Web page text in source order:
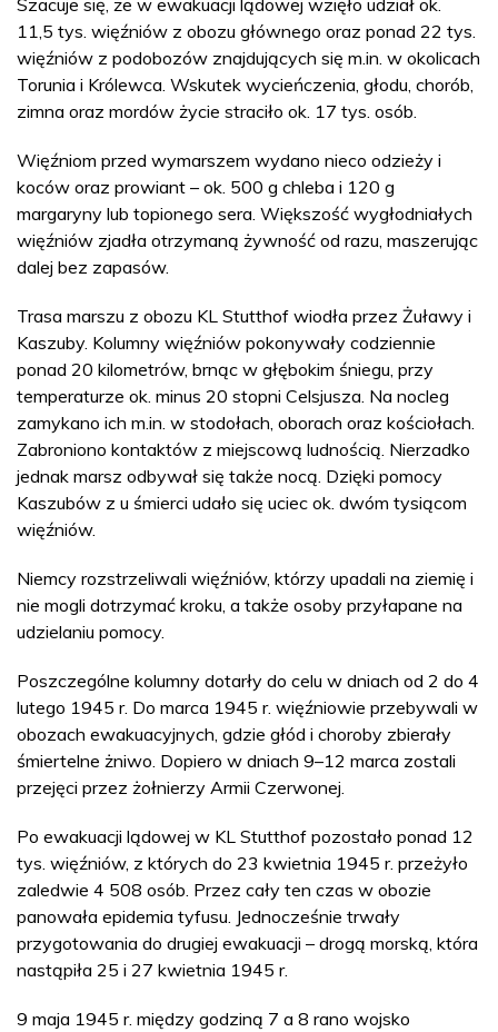
Szacuje się, że w ewakuacji lądowej wzięło udział ok.
11,5 tys. więźniów z obozu głównego oraz ponad 22 tys.
więźniów z podobozów znajdujących się m.in. w okolicach
Torunia i Królewca. Wskutek wycieńczenia, głodu, chorób,
zimna oraz mordów życie straciło ok. 17 tys. osób.
Więźniom przed wymarszem wydano nieco odzieży i
koców oraz prowiant – ok. 500 g chleba i 120 g
margaryny lub topionego sera. Większość wygłodniałych
więźniów zjadła otrzymaną żywność od razu, maszerując
dalej bez zapasów.
Trasa marszu z obozu KL Stutthof wiodła przez Żuławy i
Kaszuby. Kolumny więźniów pokonywały codziennie
ponad 20 kilometrów, brnąc w głębokim śniegu, przy
temperaturze ok. minus 20 stopni Celsjusza. Na nocleg
zamykano ich m.in. w stodołach, oborach oraz kościołach.
Zabroniono kontaktów z miejscową ludnością. Nierzadko
jednak marsz odbywał się także nocą. Dzięki pomocy
Kaszubów z u śmierci udało się uciec ok. dwóm tysiącom
więźniów.
Niemcy rozstrzeliwali więźniów, którzy upadali na ziemię i
nie mogli dotrzymać kroku, a także osoby przyłapane na
udzielaniu pomocy.
Poszczególne kolumny dotarły do celu w dniach od 2 do 4
lutego 1945 r. Do marca 1945 r. więźniowie przebywali w
obozach ewakuacyjnych, gdzie głód i choroby zbierały
śmiertelne żniwo. Dopiero w dniach 9–12 marca zostali
przejęci przez żołnierzy Armii Czerwonej.
Po ewakuacji lądowej w KL Stutthof pozostało ponad 12
tys. więźniów, z których do 23 kwietnia 1945 r. przeżyło
zaledwie 4 508 osób. Przez cały ten czas w obozie
panowała epidemia tyfusu. Jednocześnie trwały
przygotowania do drugiej ewakuacji – drogą morską, która
nastąpiła 25 i 27 kwietnia 1945 r.
9 maja 1945 r. między godziną 7 a 8 rano wojsko